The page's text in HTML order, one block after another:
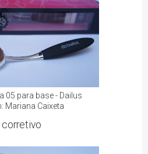
05 para base - Dailus
Mariana Caixeta
corretivo